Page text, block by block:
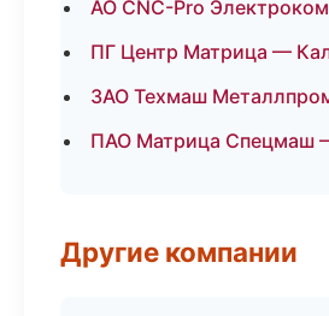
АО CNC-Pro
ПГ Центр Матрица —
ЗАО Техмаш
ПАО Матрица Спецмаш
Другие компании